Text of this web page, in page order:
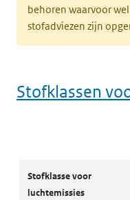
behoren waarvoor
stofadviezen zijn
Stofklassen
Stofklasse voor
luchtemissies